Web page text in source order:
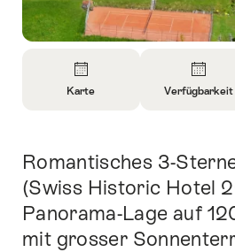
öffnen
Karte
zu
Verfügbarkeit
öffnen
Verfügbarkeit
Einleitung
Romantisches 3-
(Swiss Historic Hotel
Panorama-Lage auf
mit grosser